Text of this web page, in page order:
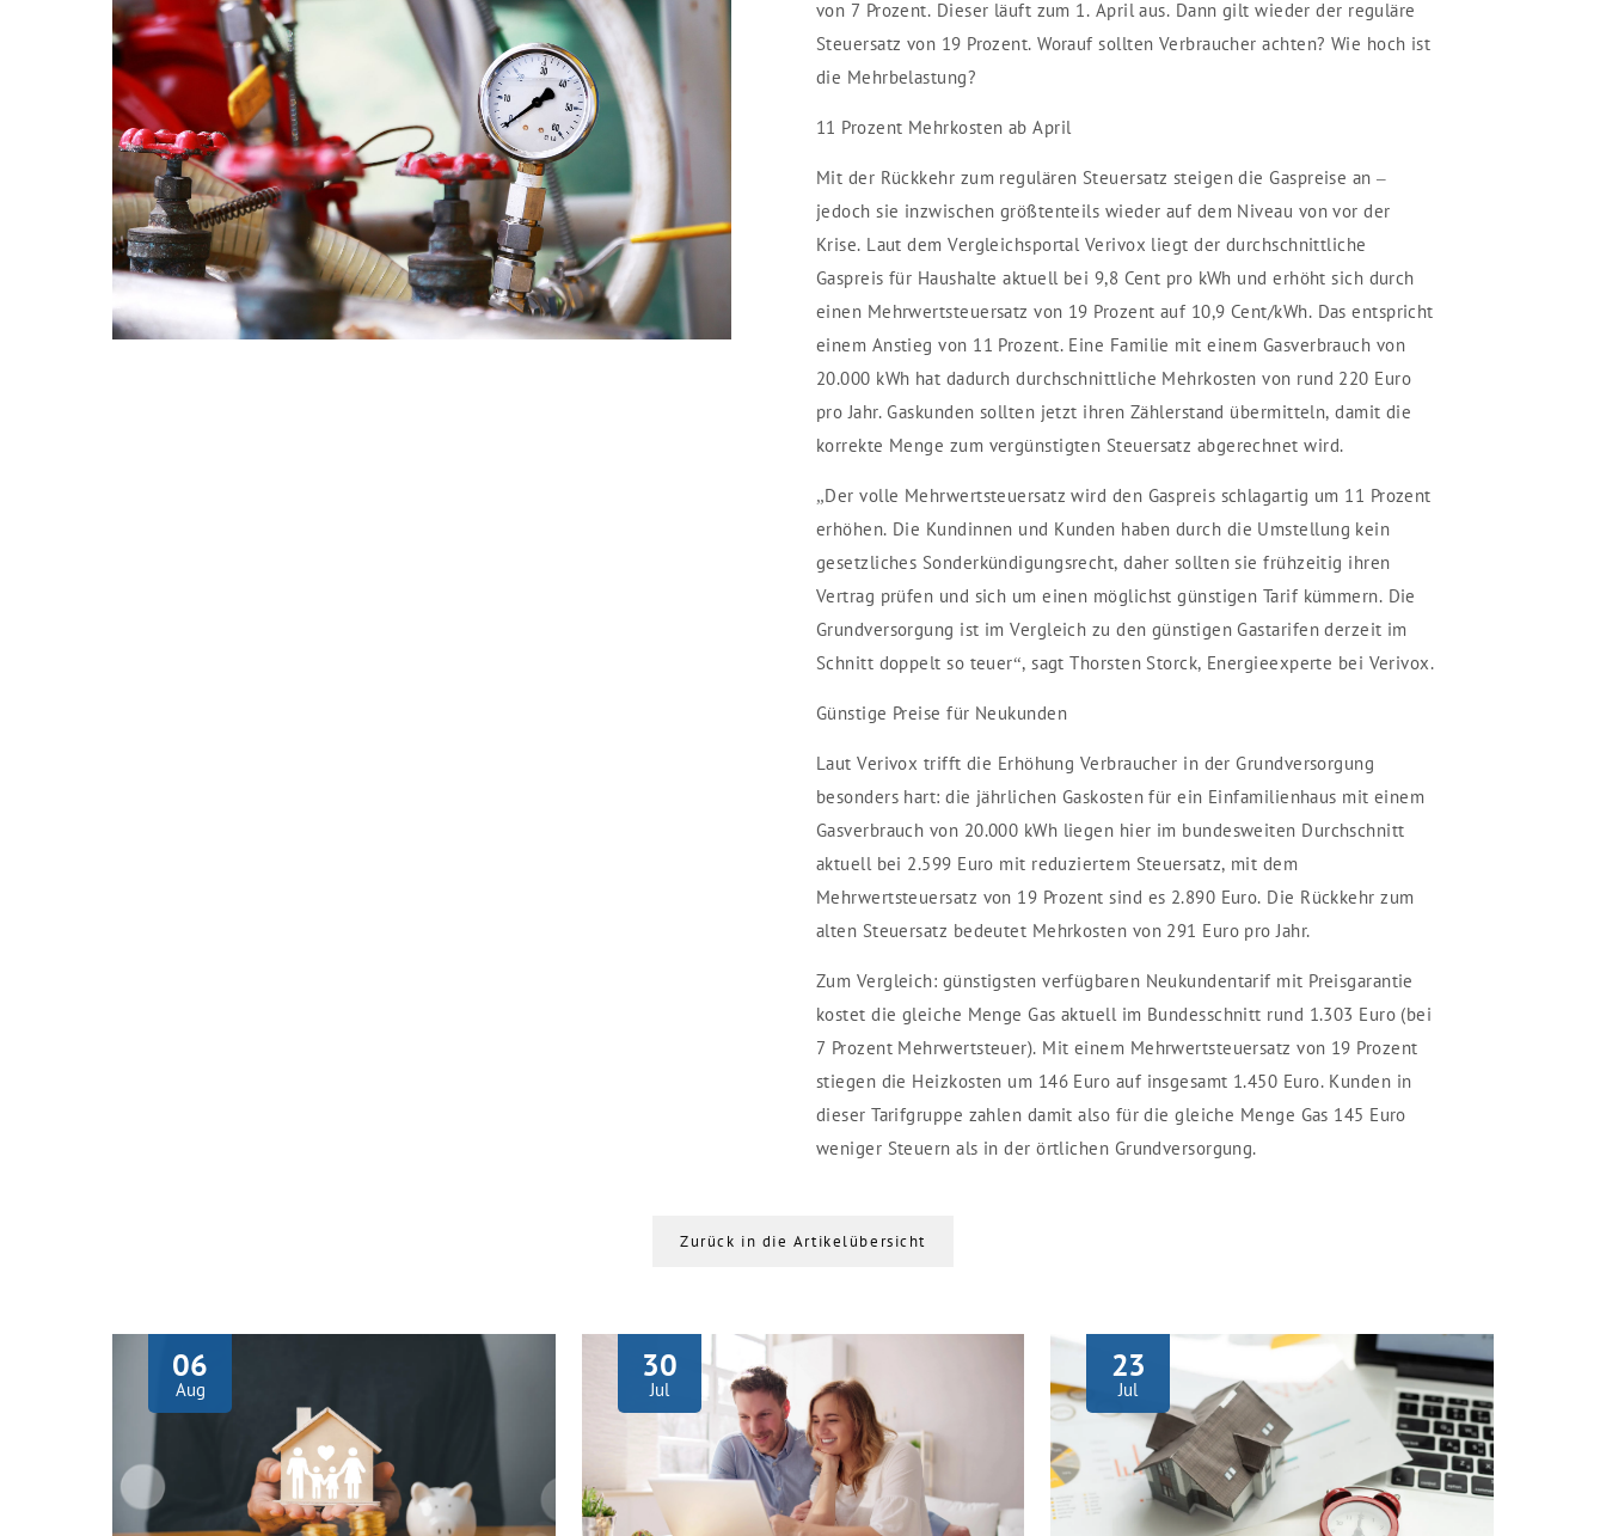
von 7 Prozent. Dieser läuft zum 1. April aus. Dann gilt wieder der reguläre
Steuersatz von 19 Prozent. Worauf sollten Verbraucher achten? Wie hoch ist
die Mehrbelastung?
11 Prozent Mehrkosten ab April
Mit der Rückkehr zum regulären Steuersatz steigen die Gaspreise an –
jedoch sie inzwischen größtenteils wieder auf dem Niveau von vor der
Krise. Laut dem Vergleichsportal Verivox liegt der durchschnittliche
Gaspreis für Haushalte aktuell bei 9,8 Cent pro kWh und erhöht sich durch
einen Mehrwertsteuersatz von 19 Prozent auf 10,9 Cent/kWh. Das entspricht
einem Anstieg von 11 Prozent. Eine Familie mit einem Gasverbrauch von
20.000 kWh hat dadurch durchschnittliche Mehrkosten von rund 220 Euro
pro Jahr. Gaskunden sollten jetzt ihren Zählerstand übermitteln, damit die
korrekte Menge zum vergünstigten Steuersatz abgerechnet wird.
„Der volle Mehrwertsteuersatz wird den Gaspreis schlagartig um 11 Prozent
erhöhen. Die Kundinnen und Kunden haben durch die Umstellung kein
gesetzliches Sonderkündigungsrecht, daher sollten sie frühzeitig ihren
Vertrag prüfen und sich um einen möglichst günstigen Tarif kümmern. Die
Grundversorgung ist im Vergleich zu den günstigen Gastarifen derzeit im
Schnitt doppelt so teuer“, sagt Thorsten Storck, Energieexperte bei Verivox.
Günstige Preise für Neukunden
Laut Verivox trifft die Erhöhung Verbraucher in der Grundversorgung
besonders hart: die jährlichen Gaskosten für ein Einfamilienhaus mit einem
Gasverbrauch von 20.000 kWh liegen hier im bundesweiten Durchschnitt
aktuell bei 2.599 Euro mit reduziertem Steuersatz, mit dem
Mehrwertsteuersatz von 19 Prozent sind es 2.890 Euro. Die Rückkehr zum
alten Steuersatz bedeutet Mehrkosten von 291 Euro pro Jahr.
Zum Vergleich: günstigsten verfügbaren Neukundentarif mit Preisgarantie
kostet die gleiche Menge Gas aktuell im Bundesschnitt rund 1.303 Euro (bei
7 Prozent Mehrwertsteuer). Mit einem Mehrwertsteuersatz von 19 Prozent
stiegen die Heizkosten um 146 Euro auf insgesamt 1.450 Euro. Kunden in
dieser Tarifgruppe zahlen damit also für die gleiche Menge Gas 145 Euro
weniger Steuern als in der örtlichen Grundversorgung.
Zurück in die Artikelübersicht
06
Aug
30
Jul
23
Jul